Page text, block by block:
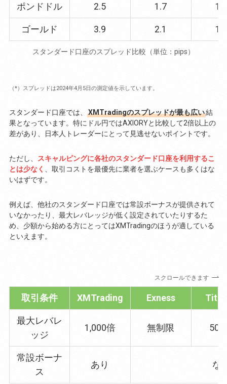
ポンドドル 2.5 1.7
ゴールド 3.9 2.1
スタンダード口座のスプレッド比較（単位：pips）
（*）スプレッドは2024年4月5日の測定値を示しています。
スタンダード口座では、 XMTradingのスプレッドが最も広い結
果となっています。特にドル円ではAXIORYと比較して2倍以上の
差があり、日本人トレーダーにとって見逃せないポイントです。
ただし、 スキャルピングに各社のスタンダード口座を利用するこ
とは少なく 、取引コストを最優先に業者を選ぶケースも多くはな
いはずです。
例えば、他社のスタンダード口座では常設ボーナスが提供されて
いなかったり、最大レバレッジが低く設定されていたりするた
め、少額から始める方にとってはXMTradingのほうが適している
といえます。
スクロールできます
取引条件 XMTrading Exness
最大レバレ
ッジ
1,000倍 無制限 500
常設ボーナ
ス
あり な